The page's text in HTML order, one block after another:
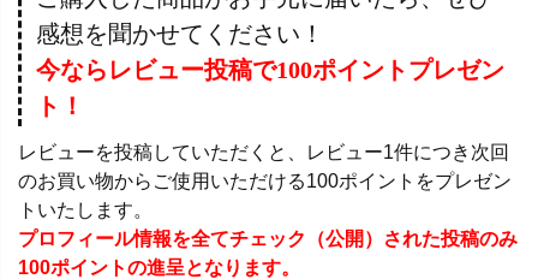
感想を聞かせてください！
今ならレビュー投稿で100ポイントプレゼン
ト！
レビューを投稿していただくと、レビュー1件につき次回
のお買い物からご使用いただける100ポイントをプレゼン
トいたします。
プロフィール情報を全てチェック（公開）された投稿のみ
100ポイントの進呈となります。